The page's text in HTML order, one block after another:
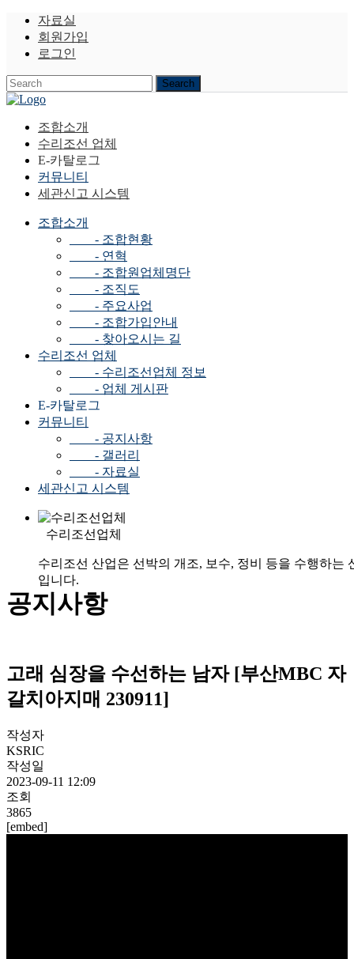
자료실
회원가입
로그인
조합소개
수리조선 업체
E-카탈로그
커뮤니티
세관신고 시스템
조합소개
- 조합현황
- 연혁
- 조합원업체명단
- 조직도
- 주요사업
- 조합가입안내
- 찾아오시는 길
수리조선 업체
- 수리조선업체 정보
- 업체 게시판
E-카탈로그
커뮤니티
- 공지사항
- 갤러리
- 자료실
세관신고 시스템
수리조선업체
수리조선 산업은 선박의 개조, 보수, 정비 등을 수행하는
입니다.
공지사항
고래 심장을 수선하는 남자 [부산MBC 자
갈치아지매 230911]
작성자
KSRIC
작성일
2023-09-11 12:09
조회
3865
[embed]